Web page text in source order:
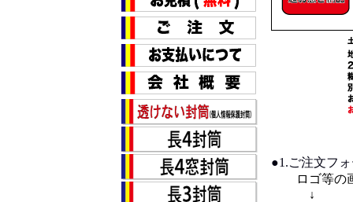
●1.ご注文フ
ロゴ等の画
↓